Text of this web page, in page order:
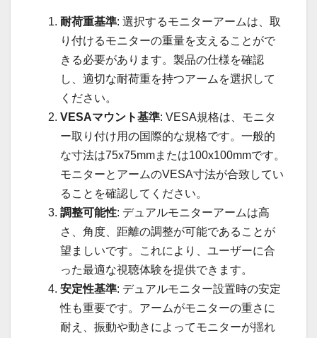
耐荷重基準: 選択するモニターアームは、取
り付けるモニターの重量を支えることがで
きる必要があります。製品の仕様を確認
し、適切な耐荷重を持つアームを選択して
ください。
VESAマウント基準: VESA規格は、モニタ
ー取り付け用の国際的な規格です。一般的
な寸法は75x75mmまたは100x100mmです。
モニターとアームのVESA寸法が合致してい
ることを確認してください。
調整可能性: デュアルモニターアームは高
さ、角度、距離の調整が可能であることが
望ましいです。これにより、ユーザーに合
った最適な視聴体験を提供できます。
安定性基準: デュアルモニター設置時の安定
性も重要です。アームがモニターの重さに
耐え、振動や動きによってモニターが揺れ